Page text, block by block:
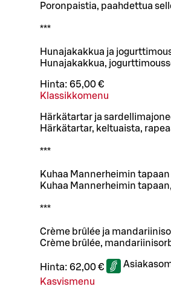
Poronpaistia, paahdettua
***
Hunajakakkua ja
Hunajakakkua,
Hinta: 65,00 €
Klassikkomenu
Härkätartar ja
Härkätartar, keltuaista,
***
Kuhaa Mannerheimin tapaan
Kuhaa Mannerheimin
***
Crème brûlée ja
Crème brûlée,
Hinta: 62,00 €
Kasvismenu